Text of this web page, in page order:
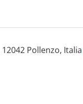
Pollenzo, Italia